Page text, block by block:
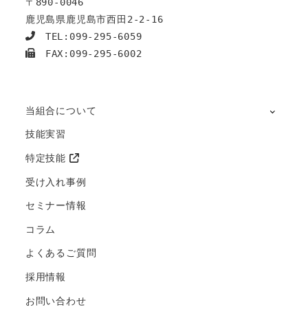
鹿児島県鹿児島市西田2-2-16
TEL:099-295-6059
FAX:099-295-6002
当組合について
技能実習
特定技能
受け入れ事例
セミナー情報
コラム
よくあるご質問
採用情報
お問い合わせ